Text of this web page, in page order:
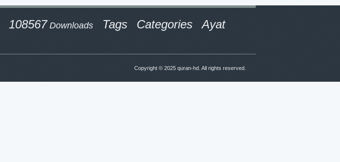
108567 Downloads Tags Categories Ayat
Copyright © 2025 quran-hd . All rights reserved.